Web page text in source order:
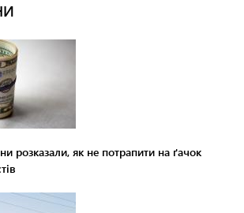
розказали, як не потрапити на ґачок